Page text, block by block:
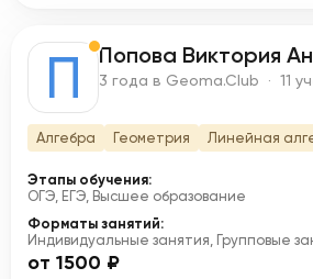
П Попова Виктория
3 года в Geoma.Club · 11
Алгебра Геометрия Линейная
Этапы обучения:
ОГЭ, ЕГЭ, Высшее образование
Форматы занятий:
Индивидуальные занятия, Групповые
от 1500 ₽